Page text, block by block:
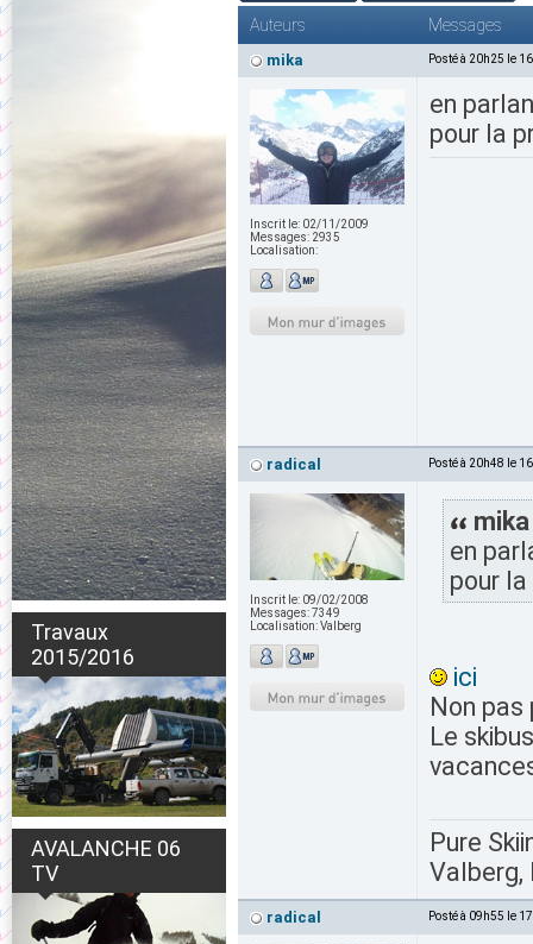
Travaux
2015/2016
AVALANCHE 06
TV
Auteurs Messages
mika Posté à 20h25 le
Inscrit le: 02/11/2009
Messages: 2935
Localisation:
en
pour la
radical Posté à 20h48 le
Inscrit le: 09/02/2008
Messages:7349
Localisation:Valberg
en
pour
ici
Non
Le
Pure
Valberg,
radical Posté à 09h55 le